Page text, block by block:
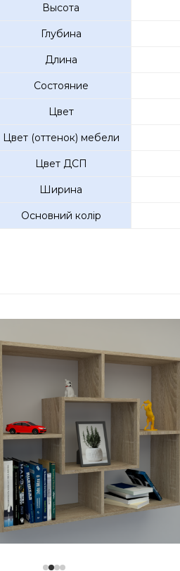
Высота
Глубина
Длина
Состояние
Цвет
Цвет (оттенок) мебели
Цвет ДСП
Ширина
Основний колір